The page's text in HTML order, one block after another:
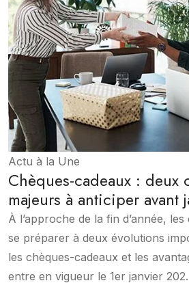
Actu à la Une
Chèques-cadeaux : deux
majeurs à anticiper avant
À l’approche de la fin d’année,
se préparer à deux évolutions
les chèques-cadeaux et les
entre en vigueur le 1er janvier